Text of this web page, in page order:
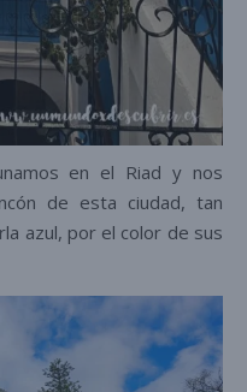
en el Riad y nos
de esta ciudad, tan
azul, por el color de sus